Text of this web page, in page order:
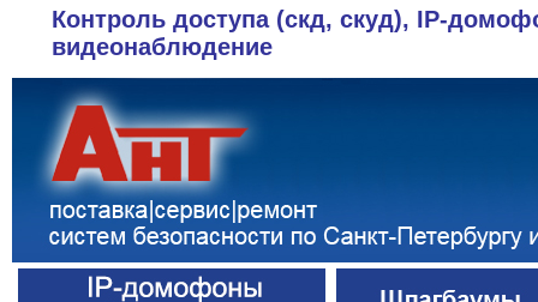
Контроль доступа (скд, скуд), IP-
видеонаблюдение